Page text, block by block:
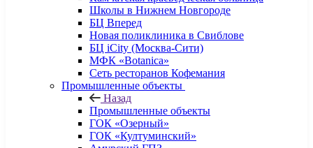
Школы в Нижнем Новгороде
БЦ Вперед
Новая поликлиника в Свиблове
БЦ iCity (Москва-Сити)
МФК «Botanica»
Сеть ресторанов Кофемания
Промышленные объекты
Назад
Промышленные объекты
ГОК «Озерный»
ГОК «Култуминский»